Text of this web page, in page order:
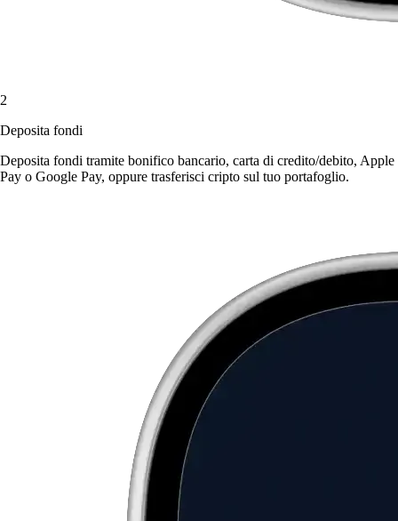
2
Deposita fondi
Deposita fondi tramite bonifico bancario, carta di credito/debito, Apple
Pay o Google Pay, oppure trasferisci cripto sul tuo portafoglio.